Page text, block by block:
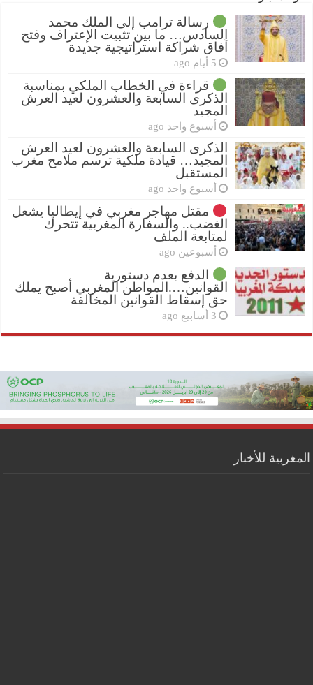
رسالة ترامب إلى الملك محمد
السادس… ما بين تثبيت الإعتراف وفتح
آفاق شراكة استراتيجية جديدة
5 أيام ago
قراءة في الخطاب الملكي بمناسبة
الذكرى السابعة والعشرون لعيد العرش
المجيد
أسبوع واحد ago
الذكرى السابعة والعشرون لعيد العرش
المجيد… قيادة ملكية ترسم ملامح مغرب
المستقبل
أسبوع واحد ago
مقتل مهاجر مغربي في إيطاليا يشعل
الغضب.. والسفارة المغربية تتحرك
لمتابعة الملف
أسبوعين ago
الدفع بعدم دستورية
القوانين….المواطن المغربي أصبح يملك
حق إسقاط القوانين المخالفة
3 أسابيع ago
المغربية للأخبار